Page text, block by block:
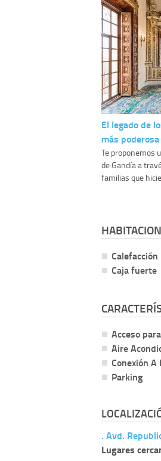
El legado de
más
Te proponemos
de Gandía a
familias que
Calefacción
Caja fuerte
Acceso
Aire
Conexión
Parking
. Avd.
Lugares